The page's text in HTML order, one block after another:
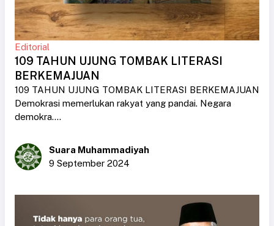
Editorial
109 TAHUN UJUNG TOMBAK LITERASI
BERKEMAJUAN
109 TAHUN UJUNG TOMBAK LITERASI BERKEMAJUAN
Demokrasi memerlukan rakyat yang pandai. Negara
demokra....
Suara Muhammadiyah
9 September 2024